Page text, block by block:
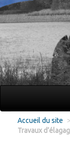
Écoles Jeunesse
Accueil du site >
Travaux